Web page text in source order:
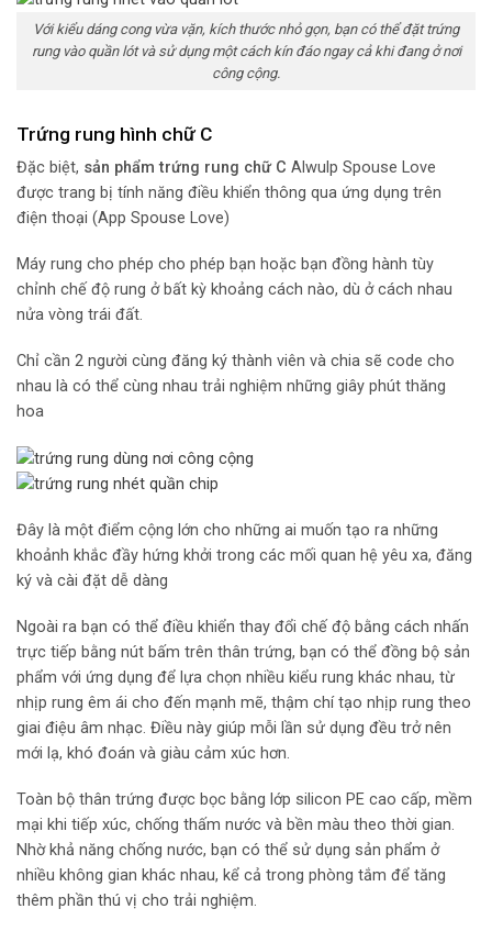
Với kiểu dáng cong vừa vặn, kích thước nhỏ gọn, bạn có thể đặt trứng
rung vào quần lót và sử dụng một cách kín đáo ngay cả khi đang ở nơi
công cộng.
Trứng rung hình chữ C
Đặc biệt, sản phẩm trứng rung chữ C Alwulp Spouse Love
được trang bị tính năng điều khiển thông qua ứng dụng trên
điện thoại (App Spouse Love)
Máy rung cho phép cho phép bạn hoặc bạn đồng hành tùy
chỉnh chế độ rung ở bất kỳ khoảng cách nào, dù ở cách nhau
nửa vòng trái đất.
Chỉ cần 2 người cùng đăng ký thành viên và chia sẽ code cho
nhau là có thể cùng nhau trải nghiệm những giây phút thăng
hoa
Đây là một điểm cộng lớn cho những ai muốn tạo ra những
khoảnh khắc đầy hứng khởi trong các mối quan hệ yêu xa, đăng
ký và cài đặt dễ dàng
Ngoài ra bạn có thể điều khiển thay đổi chế độ bằng cách nhấn
trực tiếp bằng nút bấm trên thân trứng, bạn có thể đồng bộ sản
phẩm với ứng dụng để lựa chọn nhiều kiểu rung khác nhau, từ
nhịp rung êm ái cho đến mạnh mẽ, thậm chí tạo nhịp rung theo
giai điệu âm nhạc. Điều này giúp mỗi lần sử dụng đều trở nên
mới lạ, khó đoán và giàu cảm xúc hơn.
Toàn bộ thân trứng được bọc bằng lớp silicon PE cao cấp, mềm
mại khi tiếp xúc, chống thấm nước và bền màu theo thời gian.
Nhờ khả năng chống nước, bạn có thể sử dụng sản phẩm ở
nhiều không gian khác nhau, kể cả trong phòng tắm để tăng
thêm phần thú vị cho trải nghiệm.